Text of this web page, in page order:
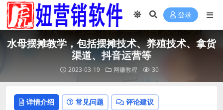
登录
水母摆摊教学，包括摆摊技术、养殖技术、拿货
渠道、抖音运营等
2023-03-19 网赚教程 30
详情介绍 常见问题 评论建议